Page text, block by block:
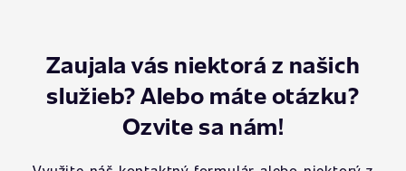
Zaujala vás niektorá z našich
služieb? Alebo máte otázku?
Ozvite sa nám!